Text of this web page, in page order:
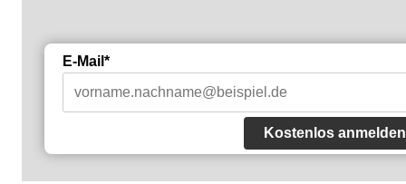
E-Mail*
Kostenlos anmelden